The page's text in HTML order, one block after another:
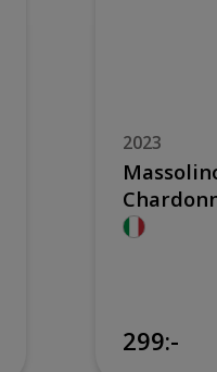
2023
299:-